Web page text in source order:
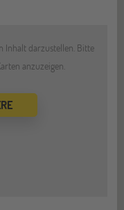
Inhalt darzustellen. Bitte
anzuzeigen.